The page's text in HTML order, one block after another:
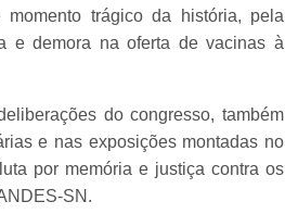
trágico da história, pela
e demora na oferta de vacinas à
do congresso, também
e nas exposições montadas no
por memória e justiça contra os
SN.